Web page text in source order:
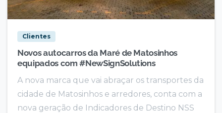
Clientes
Novos autocarros da Maré de Matosinhos
equipados com #NewSignSolutions
A nova marca que vai abraçar os transportes da
cidade de Matosinhos e arredores, conta com a
nova geração de Indicadores de Destino NSS